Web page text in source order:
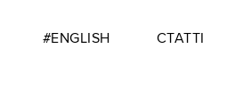
#ENGLISH СТАТТІ